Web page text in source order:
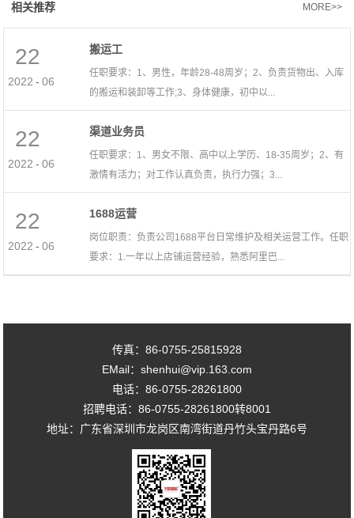
相关推荐 MORE>>
2022 06
22
-
搬运工
任职要求：1、男性，年龄28-48周岁；2、负责货物出、入库
的搬运和装卸等工作;3、身体健康，初中以...
2022 06
22
-
渠道业务员
任职要求：1、男女不限、高中以上学历、18-35周岁；2、有
激情有活力；对工作认真负责，执行力强；3...
2022 06
22
-
1688运营
岗位职责：负责公司1688平台日常维护及相关运营工作。任职
要求：1.一年以上店铺运营经验，熟悉阿里巴...
传真：86-0755-25815928
EMail：shenhui@vip.163.com
电话：86-0755-28261800
招聘电话：86-0755-28261800转8001
地址：广东省深圳市龙岗区南湾街道丹竹头宝丹路6号